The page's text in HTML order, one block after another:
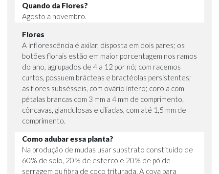
Quando da Flores?
Agosto a novembro.
Flores
A inflorescência é axilar, disposta em dois pares; os
botões florais estão em maior porcentagem nos ramos
do ano, agrupados de 4 a 12 por nó; com racemos
curtos, possuem brácteas e bractéolas persistentes;
as flores subsésseis, com ovário ínfero; corola com
pétalas brancas com 3 mm a 4 mm de comprimento,
côncavas, glandulosas e ciliadas, com até 1,5 mm de
comprimento.
Como adubar essa planta?
Na produção de mudas usar substrato constituído de
60% de solo, 20% de esterco e 20% de pó de
serragem ou fibra de coco triturada. A cova para